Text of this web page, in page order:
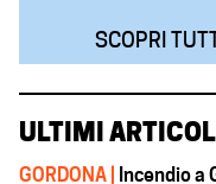
SCOPRI
ULTIMI ARTICOLI
GORDONA |
Incendio a